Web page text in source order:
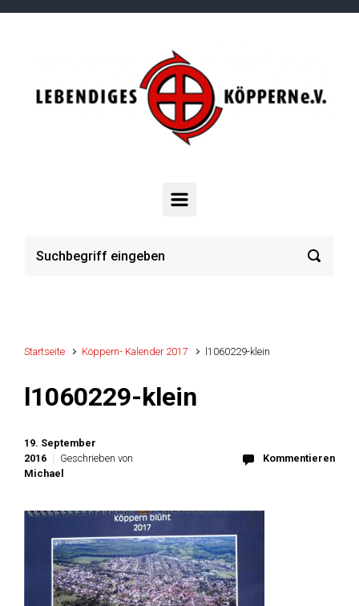
Zum Hauptinhalt springen
Startseite Köppern- Kalender 2017 l1060229-klein
l1060229-klein
19. September
2016
Geschrieben von
Michael
Kommentieren